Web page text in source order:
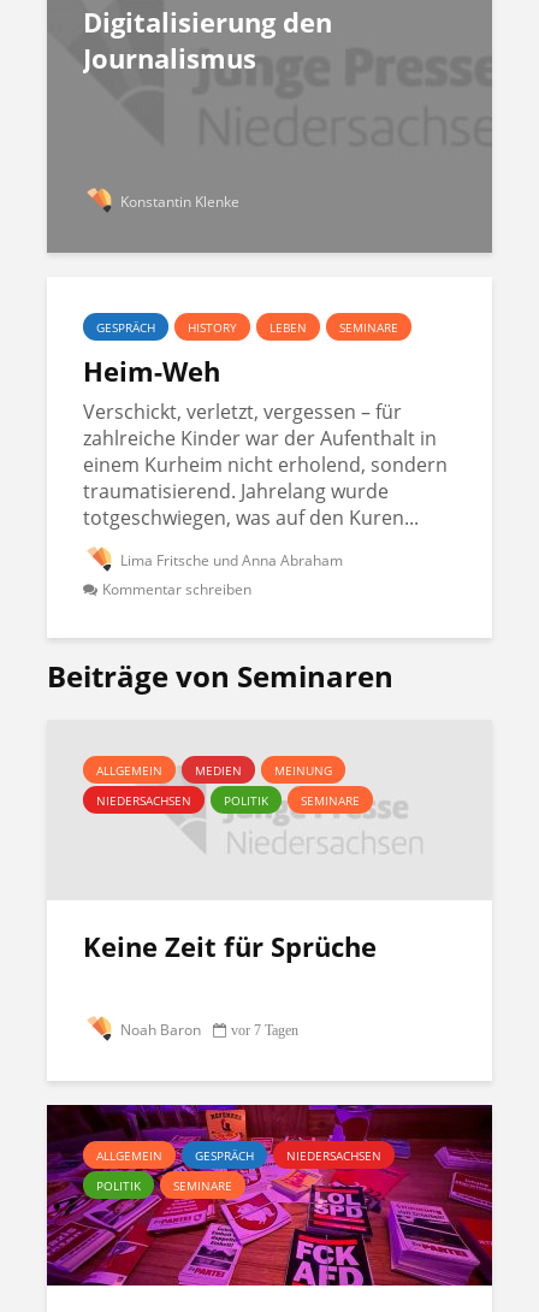
Digitalisierung den
Journalismus
Konstantin Klenke
GESPRÄCH HISTORY LEBEN SEMINARE
Heim-Weh
Verschickt, verletzt, vergessen – für
zahlreiche Kinder war der Aufenthalt in
einem Kurheim nicht erholend, sondern
traumatisierend. Jahrelang wurde
totgeschwiegen, was auf den Kuren...
Lima Fritsche und Anna Abraham
Kommentar schreiben
Beiträge von Seminaren
ALLGEMEIN MEDIEN
MEINUNG
NIEDERSACHSEN
POLITIK SEMINARE
Keine Zeit für Sprüche
Noah Baron vor 7 Tagen
ALLGEMEIN GESPRÄCH
NIEDERSACHSEN
POLITIK
SEMINARE